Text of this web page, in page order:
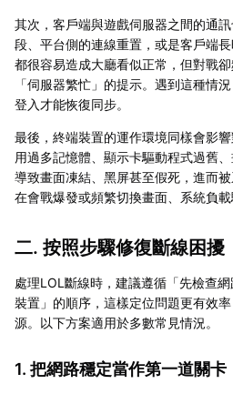
其次，客戶端與遊戲伺服器之間的通
段、平台側的連線重置，或是客戶端
都很容易造成大廳看似正常，但對戰
「伺服器繁忙」的提示。遇到這種情
登入才能恢復同步。
最後，終端裝置的運作環境同樣會影
用過多記憶體、顯示卡驅動程式過舊
導致畫面凍結、黑屏甚至假死，進而
在會戰爆發或頻繁切換畫面、系統負載
二. 按照步驟修復斷線困擾
處理LOL斷線時，建議遵循「先檢查
裝置」的順序，這樣定位問題更有效
源。以下方案適用於多數常見情況。
1. 把網路穩定當作第一道關卡